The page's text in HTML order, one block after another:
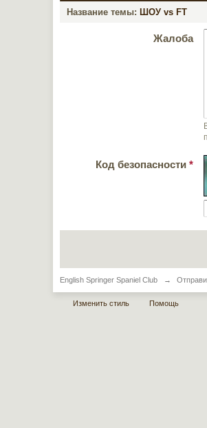
Название темы: ШОУ vs FT
Жалоба
Код безопасности*
English Springer Spaniel Club →
Изменить стиль Помощь